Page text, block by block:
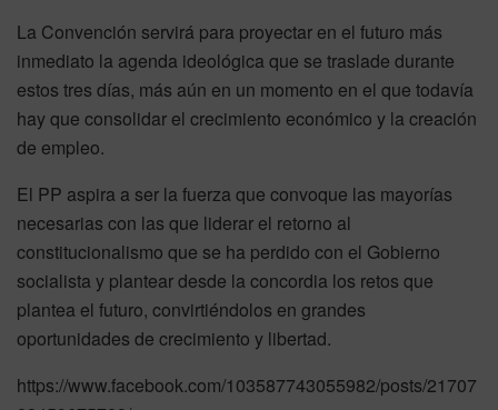
La Convención servirá para proyectar en el futuro más
inmediato la agenda ideológica que se traslade durante
estos tres días, más aún en un momento en el que todavía
hay que consolidar el crecimiento económico y la creación
de empleo.
El PP aspira a ser la fuerza que convoque las mayorías
necesarias con las que liderar el retorno al
constitucionalismo que se ha perdido con el Gobierno
socialista y plantear desde la concordia los retos que
plantea el futuro, convirtiéndolos en grandes
oportunidades de crecimiento y libertad.
https://www.facebook.com/103587743055982/posts/21707